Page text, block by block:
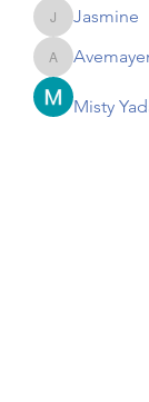
Jasmine
Jasmine
Avemayemiill2k4
Misty